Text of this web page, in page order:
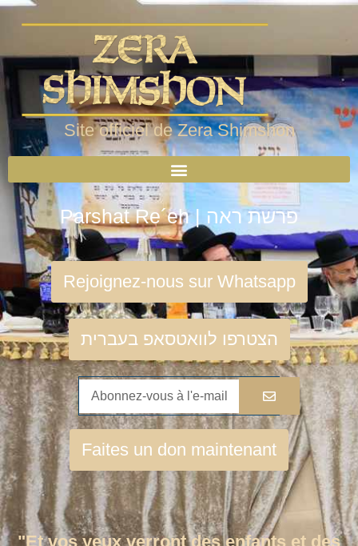
Site officiel de Zera Shimshon
Parshat Re´eh | פרשת ראה
Rejoignez-nous sur Whatsapp
הצטרפו לוואטסאפ בעברית
Faites un don maintenant
"Et vos yeux verront des enfants et des